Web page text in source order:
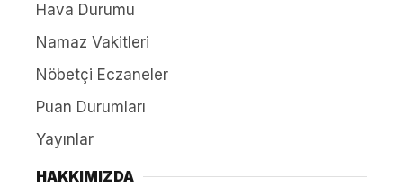
Hava Durumu
Namaz Vakitleri
Nöbetçi Eczaneler
Puan Durumları
Yayınlar
HAKKIMIZDA